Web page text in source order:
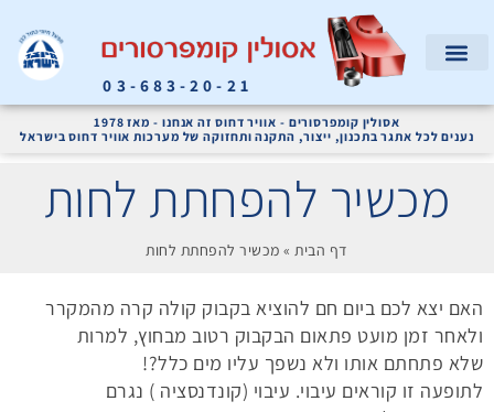
03-683-20-21
אסולין קומפרסורים - אוויר דחוס זה אנחנו - מאז 1978
נענים לכל אתגר בתכנון, ייצור, התקנה ותחזוקה של מערכות אוויר דחוס בישראל
מכשיר להפחתת לחות
דף הבית » מכשיר להפחתת לחות
האם יצא לכם ביום חם להוציא בקבוק קולה קרה מהמקרר
ולאחר זמן מועט פתאום הבקבוק רטוב מבחוץ, למרות
שלא פתחתם אותו ולא נשפך עליו מים כלל?!
לתופעה זו קוראים עיבוי. עיבוי (קונדנסציה ) נגרם